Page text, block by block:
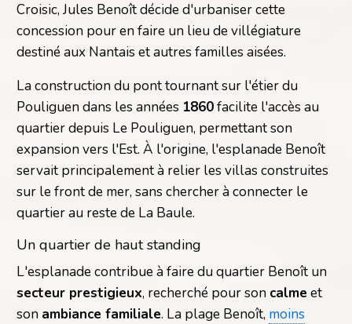
Croisic, Jules Benoît décide d'urbaniser cette
concession pour en faire un lieu de villégiature
destiné aux Nantais et autres familles aisées.
La construction du pont tournant sur l'étier du
Pouliguen dans les années 1860facilite l'accès au
quartier depuis Le Pouliguen, permettant son
expansion vers l'Est. À l'origine, l'esplanade Benoît
servait principalement à relier les villas construites
sur le front de mer, sans chercher à connecter le
quartier au reste de La Baule.
Un quartier de haut standing
L'esplanade contribue à faire du quartier Benoît un
secteur prestigieux, recherché pour son calme et
son ambiance familiale. La plage Benoît, moins